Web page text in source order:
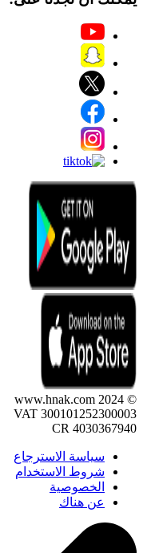
© 2024 www.hnak.com
VAT 300101252300003
CR 4030367940
سياسة الاسترجاع
شروط الاستخدام
الخصوصية
عن هناك